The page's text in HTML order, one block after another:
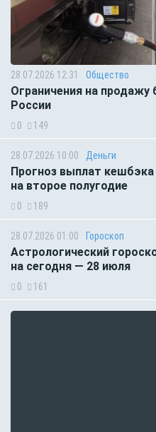
28.07.2026 12:31 Общество
Ограничения на продажу
России
0 149
28.07.2026 10:00 Деньги
Прогноз выплат
на второе полугодие
0 189
28.07.2026 01:00 Гороскоп
Астрологический
на сегодня — 28 июля
0 161